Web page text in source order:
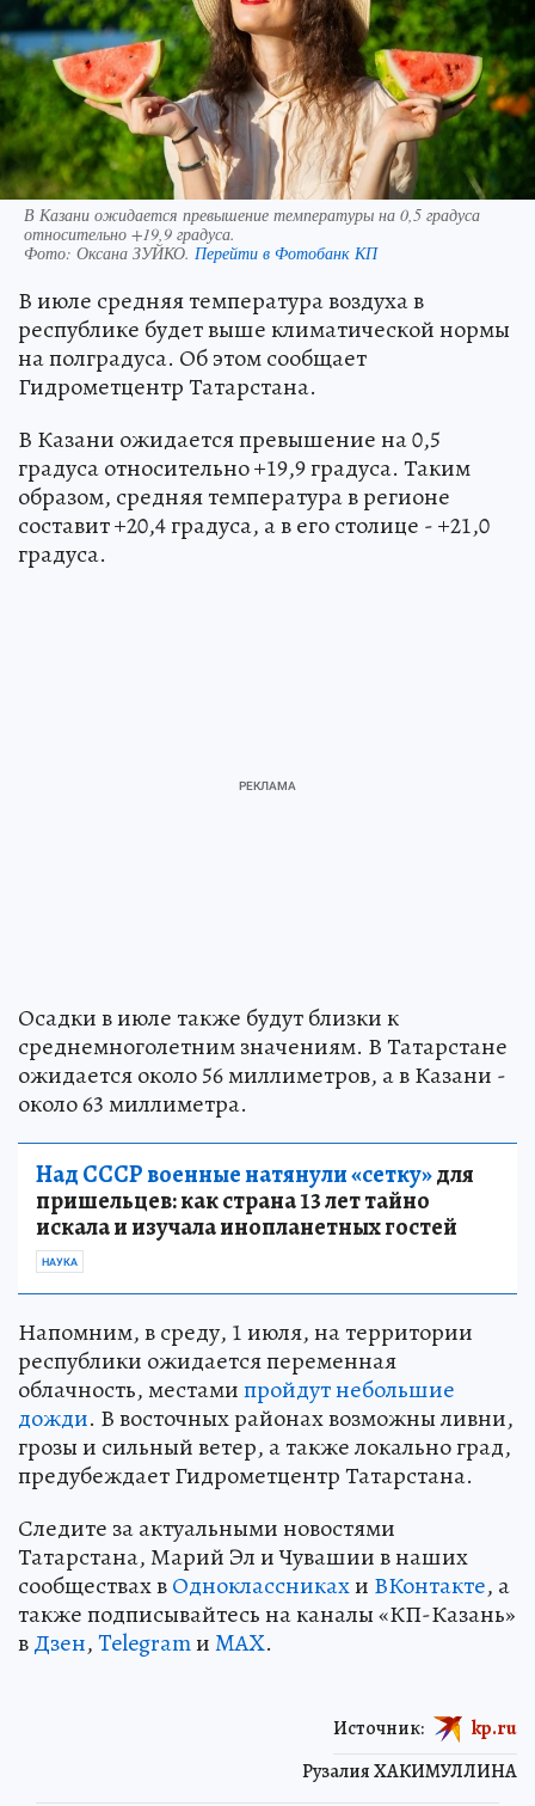
В Казани ожидается превышение температуры на 0,5 градуса
относительно +19,9 градуса.
Фото: Оксана ЗУЙКО. Перейти в Фотобанк КП
В июле средняя температура воздуха в
республике будет выше климатической нормы
на полградуса. Об этом сообщает
Гидрометцентр Татарстана.
В Казани ожидается превышение на 0,5
градуса относительно +19,9 градуса. Таким
образом, средняя температура в регионе
составит +20,4 градуса, а в его столице - +21,0
градуса.
Осадки в июле также будут близки к
среднемноголетним значениям. В Татарстане
ожидается около 56 миллиметров, а в Казани -
около 63 миллиметра.
Над СССР военные натянули «сетку»для
пришельцев: как страна 13 лет тайно
искала и изучала инопланетных гостей
НАУКА
Напомним, в среду, 1 июля, на территории
республики ожидается переменная
облачность, местамипройдут небольшие
дожди. В восточных районах возможны ливни,
грозы и сильный ветер, а также локально град,
предубеждает Гидрометцентр Татарстана.
Следите за актуальными новостями
Татарстана, Марий Эл и Чувашии в наших
сообществах вОдноклассникахи ВКонтакте, а
также подписывайтесь на каналы «КП-Казань»
вДзен,TelegramиMAX.
Рузалия ХАКИМУЛЛИНА
Источник: kp.ru